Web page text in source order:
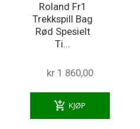
Roland Fr1
Trekkspill Bag
Rød Spesielt
Ti...
kr 1 860,00
add_shopping_cart KJØP